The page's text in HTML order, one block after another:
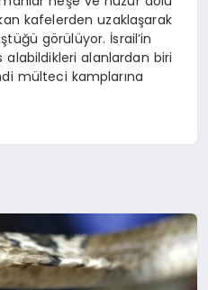
kafelerden uzaklaşarak
görülüyor. İsrail’in
alanlardan biri
mülteci kamplarına